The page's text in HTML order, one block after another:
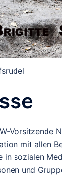
Vorsitzende
mit allen
in sozialen
und